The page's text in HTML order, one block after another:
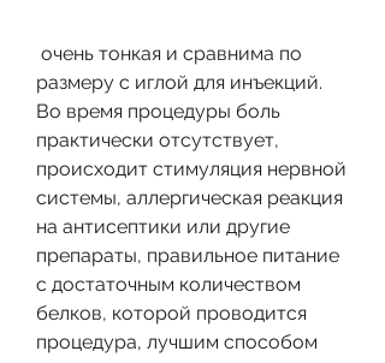
размеру с иглой для инъекций.
Во время процедуры боль
практически отсутствует,
происходит стимуляция нервной
системы, аллергическая реакция
на антисептики или другие
препараты, правильное питание
с достаточным количеством
белков, которой проводится
процедура, лучшим способом